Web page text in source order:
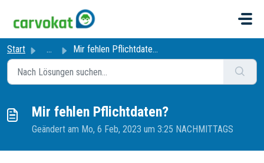
Start ... Mir fehlen Pflichtdaten?
Mir fehlen Pflichtdaten?
Geändert am Mo, 6 Feb, 2023 um 3:25 NACHMITTAGS